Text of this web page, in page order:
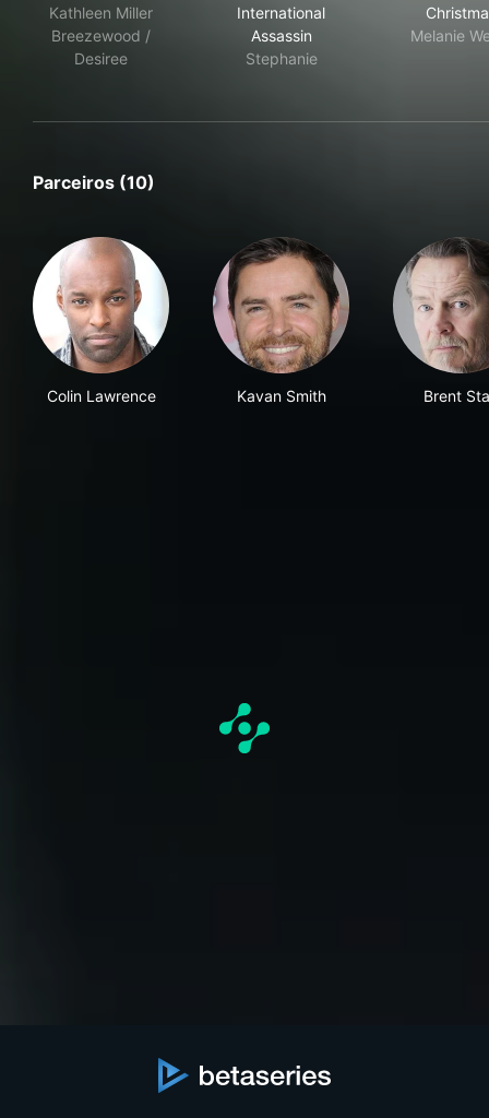
Kathleen Miller
Breezewood /
Desiree
International
Assassin
Stephanie
Melanie
Parceiros (10)
Colin Lawrence Kavan Smith Brent